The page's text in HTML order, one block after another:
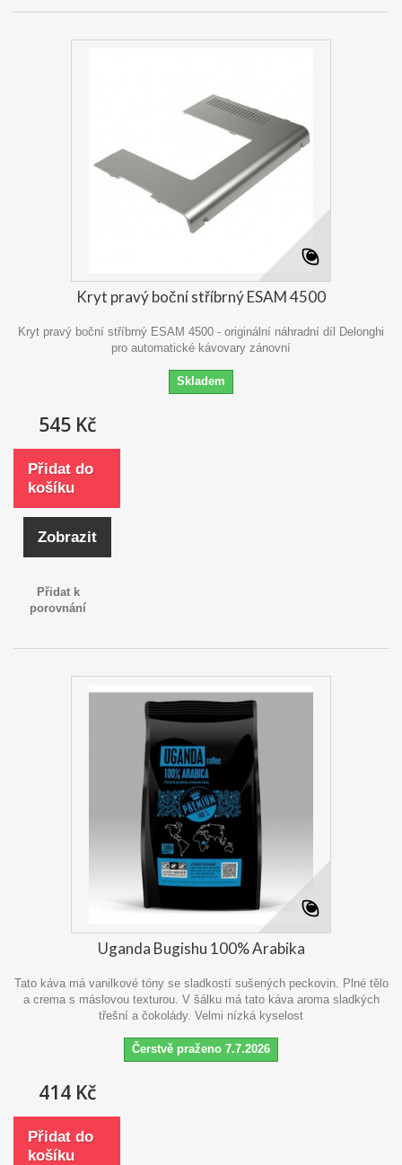
Kryt pravý boční stříbrný ESAM 4500
Kryt pravý boční stříbrný ESAM 4500 - originální náhradní díl Delonghi
pro automatické kávovary zánovní
Skladem
545 Kč
Přidat do
košíku
Zobrazit
Přidat k
porovnání
Uganda Bugishu 100% Arabika
Tato káva má vanilkové tóny se sladkostí sušených peckovin. Plné tělo
a crema s máslovou texturou. V šálku má tato káva aroma sladkých
třešní a čokolády. Velmi nízká kyselost
Čerstvě praženo 7.7.2026
414 Kč
Přidat do
košíku